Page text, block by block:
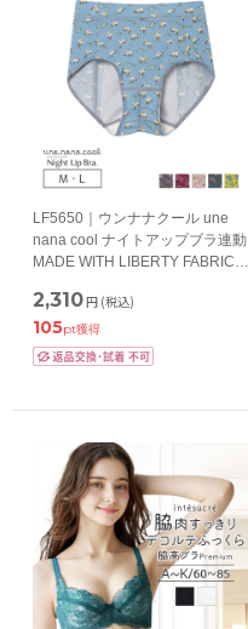
LF5650｜ウンナナクール une
nana cool ナイトアップブラ連動
MADE WITH LIBERTY FABRIC
つきナプキン対応 M/L
2,310円 (税込)
105pt獲得